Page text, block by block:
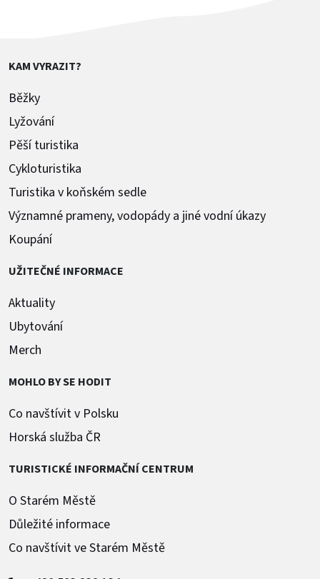
KAM VYRAZIT?
Běžky
Lyžování
Pěší turistika
Cykloturistika
Turistika v koňském sedle
Významné prameny, vodopády a jiné vodní úkazy
Koupání
UŽITEČNÉ INFORMACE
Aktuality
Ubytování
Merch
MOHLO BY SE HODIT
Co navštívit v Polsku
Horská služba ČR
TURISTICKÉ INFORMAČNÍ CENTRUM
O Starém Městě
Důležité informace
Co navštívit ve Starém Městě